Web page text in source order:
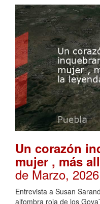
Un corazón
mujer , más
de Marzo,
Entrevista a Susan
alfombra roja de los